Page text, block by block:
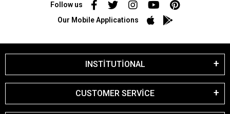
Follow us
Our Mobile Applications
INSTİTUTİONAL
CUSTOMER SERVİCE